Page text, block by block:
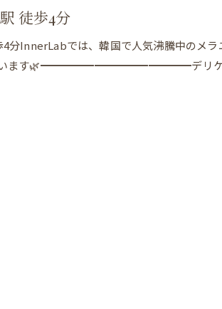
徒歩4分
4分InnerLabでは、韓国で人気沸騰中のメ
います🌿━━━━━━━━━━━━━━デリケー
で予約・相談